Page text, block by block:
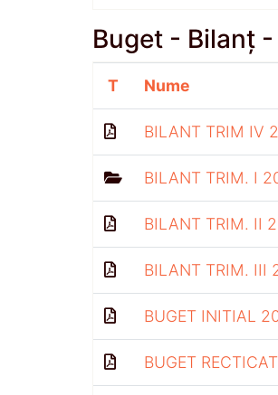
Buget - Bilanț
T Nume
BILANT TRIM IV
BILANT TRIM. I
BILANT TRIM. II
BILANT TRIM. III
BUGET INITIAL
BUGET